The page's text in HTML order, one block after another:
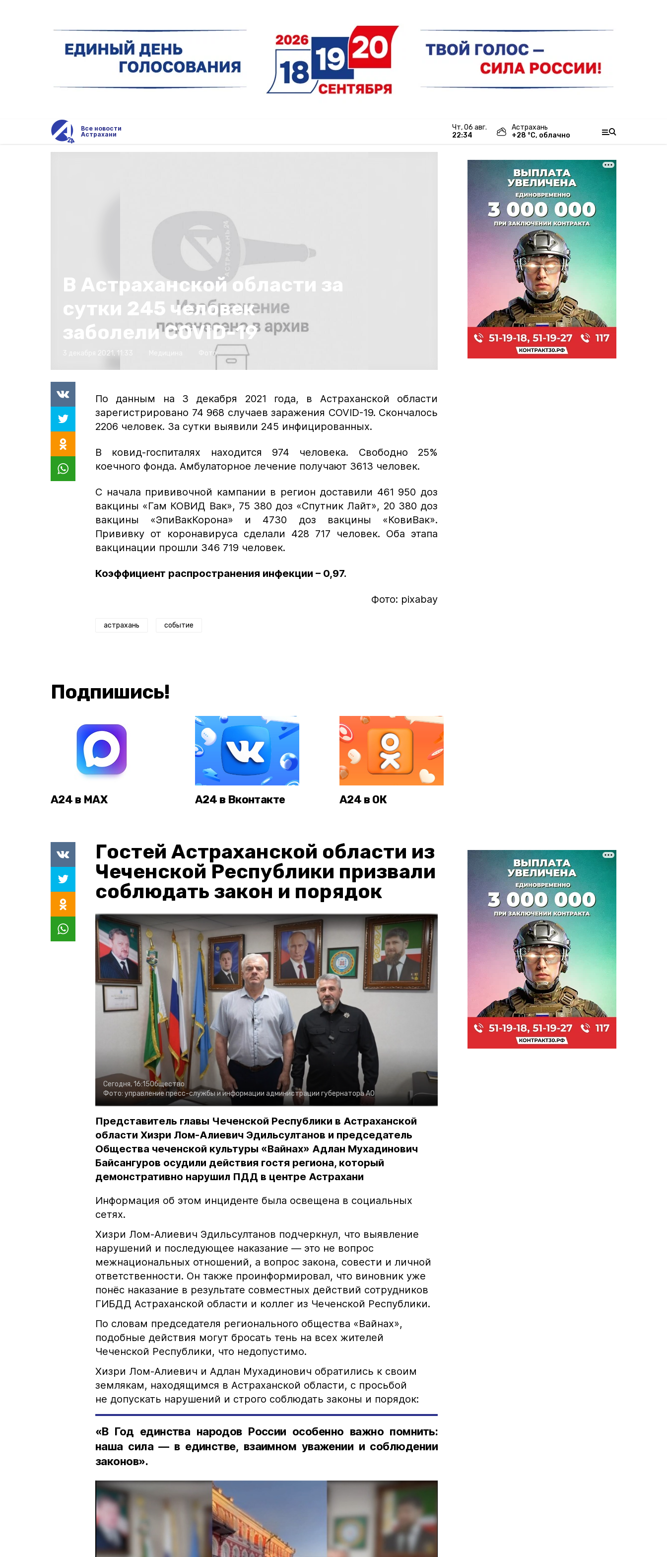
Все новости
Астрахани
чт, 06 авг.
22:34
Астрахань
+28 °С, облачно
В Астраханской области за
сутки 245 человек
заболели COVID-19
3 декабря 2021, 11:33 Фото:
По данным на 3 декабря 2021 года, в Астраханской области
зарегистрировано 74 968 случаев заражения COVID-19. Скончалось
2206 человек. За сутки выявили 245 инфицированных.
В ковид-госпиталях находится 974 человека. Свободно 25%
коечного фонда. Амбулаторное лечение получают 3613 человек.
С начала прививочной кампании в регион доставили 461 950 доз
вакцины «Гам КОВИД Вак», 75 380 доз «Спутник Лайт», 20 380 доз
вакцины «ЭпиВакКорона» и 4730 доз вакцины «КовиВак».
Прививку от коронавируса сделали 428 717 человек. Оба этапа
вакцинации прошли 346 719 человек.
Коэффициент распространения инфекции – 0,97.
Фото: pixabay
астрахань событие
Подпишись!
А24 в MAX А24 в Вконтакте А24 в ОК
Гостей Астраханской области из
Чеченской Республики призвали
соблюдать закон и порядок
Сегодня, 16:15Общество
Фото: управление пресс-службы и информации администрации губернатора АО
Представитель главы Чеченской Республики в Астраханской
области Хизри Лом-Алиевич Эдильсултанов и председатель
Общества чеченской культуры «Вайнах» Адлан Мухадинович
Байсангуров осудили действия гостя региона, который
демонстративно нарушил ПДД в центре Астрахани
Информация об этом инциденте была освещена в социальных
сетях.
Хизри Лом-Алиевич Эдильсултанов подчеркнул, что выявление
нарушений и последующее наказание — это не вопрос
межнациональных отношений, а вопрос закона, совести и личной
ответственности. Он также проинформировал, что виновник уже
понёс наказание в результате совместных действий сотрудников
ГИБДД Астраханской области и коллег из Чеченской Республики.
По словам председателя регионального общества «Вайнах»,
подобные действия могут бросать тень на всех жителей
Чеченской Республики, что недопустимо.
Хизри Лом-Алиевич и Адлан Мухадинович обратились к своим
землякам, находящимся в Астраханской области, с просьбой
не допускать нарушений и строго соблюдать законы и порядок:
«В Год единства народов России особенно важно помнить:
наша сила — в единстве, взаимном уважении и соблюдении
законов».